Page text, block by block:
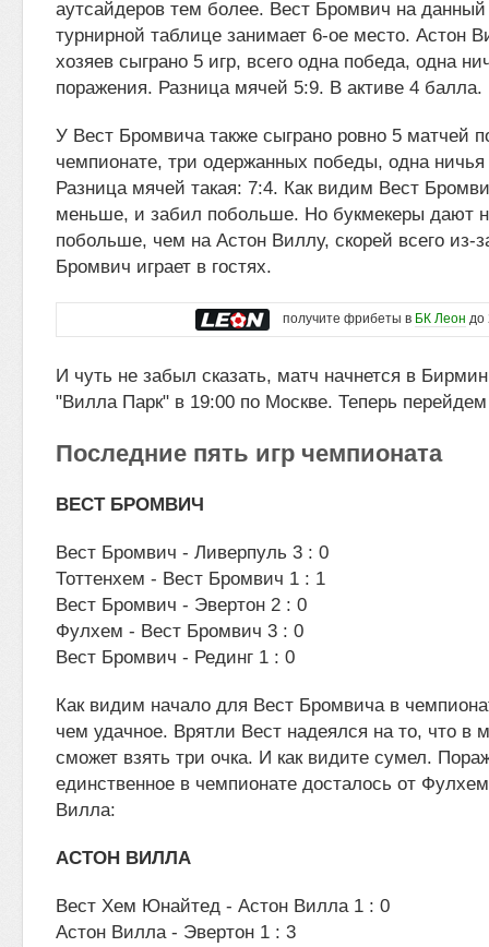
аутсайдеров тем более. Вест Бромвич на
турнирной таблице занимает 6-ое место. Астон
хозяев сыграно 5 игр, всего одна победа, одна
поражения. Разница мячей 5:9. В активе 4 балла.
У Вест Бромвича также сыграно ровно 5 матчей
чемпионате, три одержанных победы, одна
Разница мячей такая: 7:4. Как видим Вест
меньше, и забил побольше. Но букмекеры дают
побольше, чем на Астон Виллу, скорей всего из-
Бромвич играет в гостях.
получите фрибеты в БК Леон до
И чуть не забыл сказать, матч начнется в
"Вилла Парк" в 19:00 по Москве. Теперь перейдем
Последние пять игр чемпионата
ВЕСТ БРОМВИЧ
Вест Бромвич - Ливерпуль 3 : 0
Тоттенхем - Вест Бромвич 1 : 1
Вест Бромвич - Эвертон 2 : 0
Фулхем - Вест Бромвич 3 : 0
Вест Бромвич - Рединг 1 : 0
Как видим начало для Вест Бромвича в
чем удачное. Врятли Вест надеялся на то, что в
сможет взять три очка. И как видите сумел.
единственное в чемпионате досталось от
Вилла:
АСТОН ВИЛЛА
Вест Хем Юнайтед - Астон Вилла 1 : 0
Астон Вилла - Эвертон 1 : 3